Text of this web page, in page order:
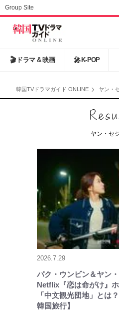
Group Site
🎬 ドラマ & 映画 🎤 K-POP
韓国TVドラマガイド ONLINE ヤン・
ヤン・セ
2026.7.29
パク・ウンビン＆ヤン
Netflix『恋は命がけ』
「中文観光団地」とは
韓国旅行】